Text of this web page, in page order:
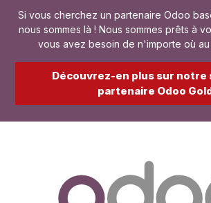
Si vous cherchez un partenaire Odoo
nous sommes là ! Nous sommes prêts à
vous avez besoin de n'importe où au
Découvrez-en plus sur notre
partenaire Odoo